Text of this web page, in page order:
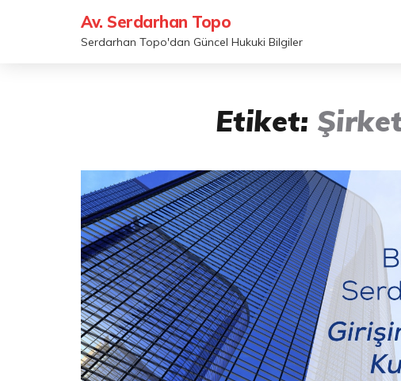
Av. Serdarhan Topo
Serdarhan Topo'dan Güncel Hukuki Bilgiler
Etiket: